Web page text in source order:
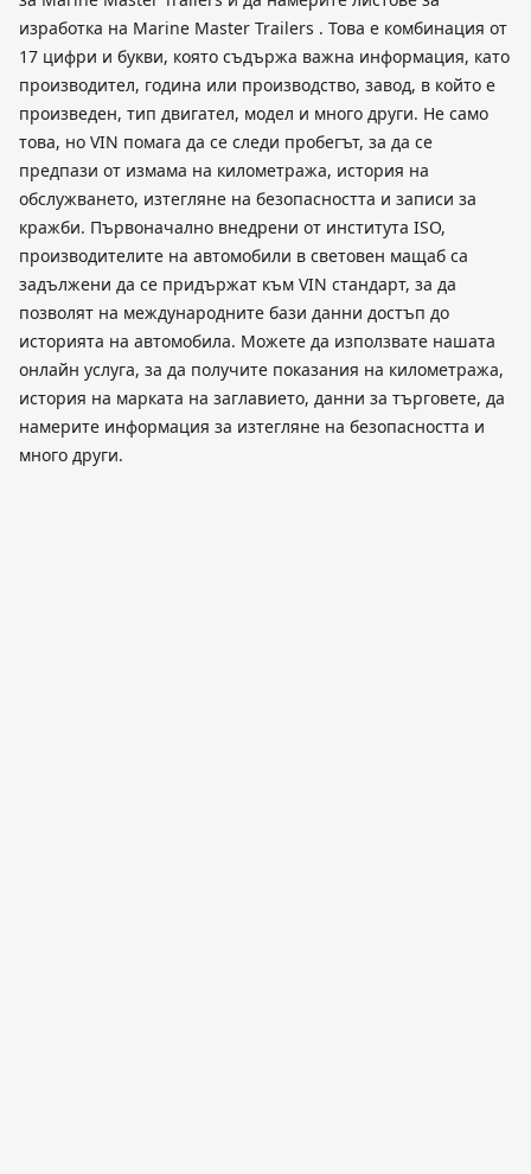
изработка на Marine Master Trailers . Това е комбинация от
17 цифри и букви, която съдържа важна информация, като
производител, година или производство, завод, в който е
произведен, тип двигател, модел и много други. Не само
това, но VIN помага да се следи пробегът, за да се
предпази от измама на километража, история на
обслужването, изтегляне на безопасността и записи за
кражби. Първоначално внедрени от института ISO,
производителите на автомобили в световен мащаб са
задължени да се придържат към VIN стандарт, за да
позволят на международните бази данни достъп до
историята на автомобила. Можете да използвате нашата
онлайн услуга, за да получите показания на километража,
история на марката на заглавието, данни за търговете, да
намерите информация за изтегляне на безопасността и
много други.